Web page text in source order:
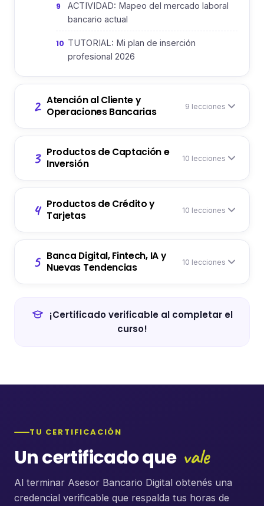
9
ACTIVIDAD: Mapeo del mercado laboral
bancario actual
10 TUTORIAL: Mi plan de inserción
profesional 2026
2 Atención al Cliente y
Operaciones Bancarias
9 lecciones
3 Productos de Captación e
Inversión
10 lecciones
4 Productos de Crédito y
Tarjetas
10 lecciones
5 Banca Digital, Fintech, IA y
Nuevas Tendencias
10 lecciones
¡Certificado verificable al completar el
curso!
TU CERTIFICACIÓN
Un certificado que vale
Al terminar Asesor Bancario Digital obtenés una
credencial verificable que respalda tus horas de